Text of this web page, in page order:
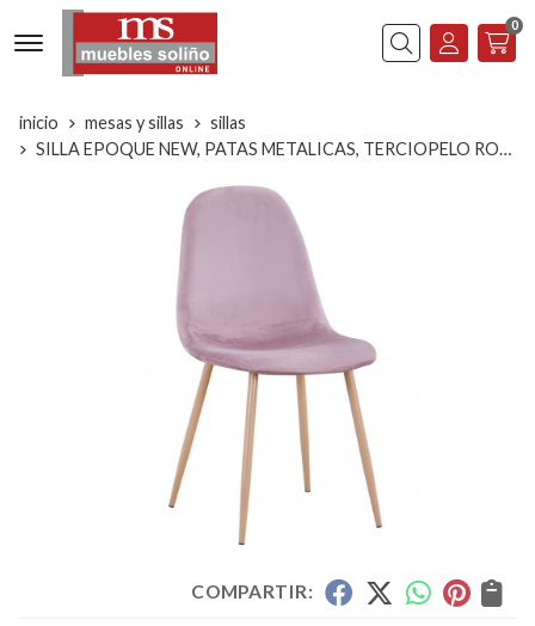
Buscar
0
inicio mesas y sillas
sillas
SILLA EPOQUE NEW, PATAS METALICAS, TERCIOPELO ROSA
COMPARTIR: